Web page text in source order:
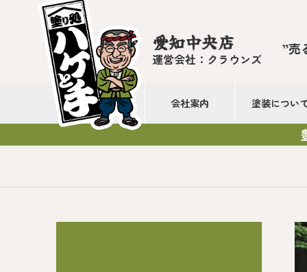
愛知中央店
運営会社：クラウンズ
”売
会社案内 塗装につい